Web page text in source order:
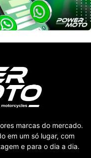
marcas do mercado.
em um só lugar, com
e para o dia a dia.